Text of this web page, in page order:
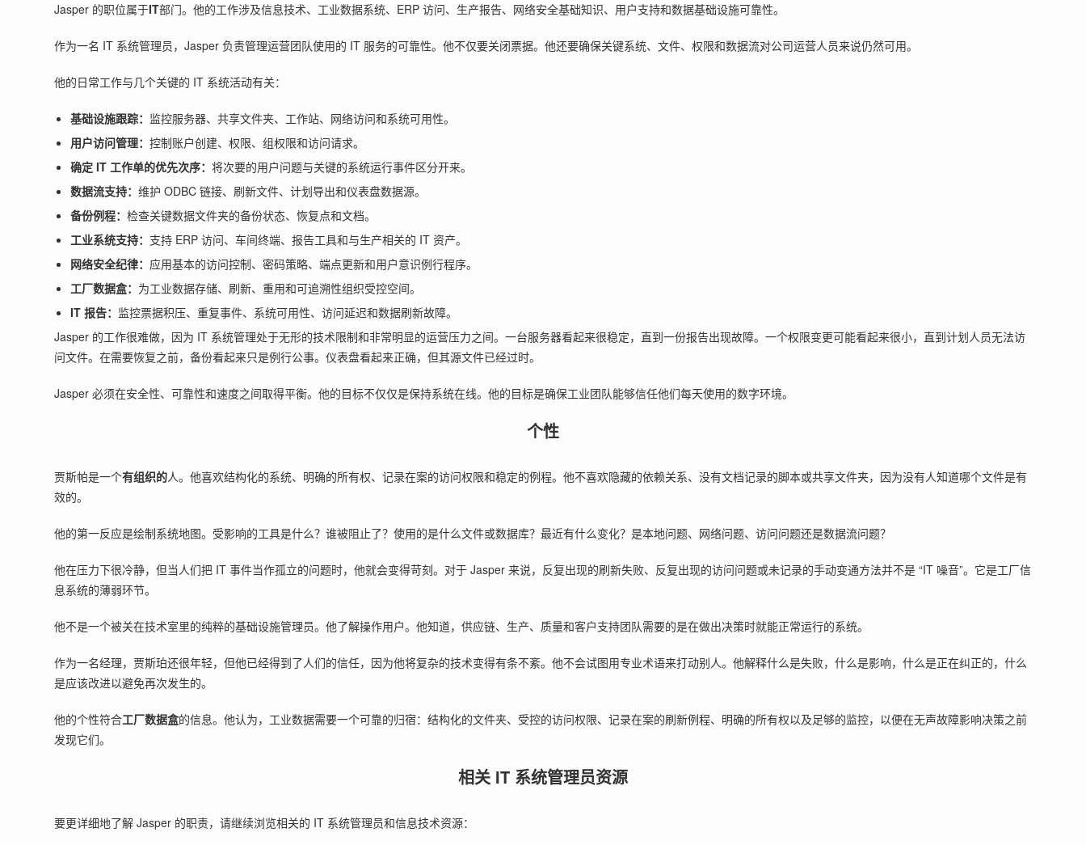
Jasper 的职位属于IT部门。他的工作涉及信息技术、工业数据系统、ERP 访问、生产报告、网络安全基础知识、用户支持和数据基础设施可靠性。
作为一名 IT 系统管理员，Jasper 负责管理运营团队使用的 IT 服务的可靠性。他不仅要关闭票据。他还要确保关键系统、文件、权限和数据流对公司运营人员来说仍然可用。
他的日常工作与几个关键的 IT 系统活动有关：
基础设施跟踪： 监控服务器、共享文件夹、工作站、网络访问和系统可用性。
用户访问管理：控制账户创建、权限、组权限和访问请求。
确定 IT 工作单的优先次序：将次要的用户问题与关键的系统运行事件区分开来。
数据流支持：维护 ODBC 链接、刷新文件、计划导出和仪表盘数据源。
备份例程：检查关键数据文件夹的备份状态、恢复点和文档。
工业系统支持： 支持 ERP 访问、车间终端、报告工具和与生产相关的 IT 资产。
网络安全纪律： 应用基本的访问控制、密码策略、端点更新和用户意识例行程序。
工厂数据盒： 为工业数据存储、刷新、重用和可追溯性组织受控空间。
IT 报告： 监控票据积压、重复事件、系统可用性、访问延迟和数据刷新故障。
Jasper 的工作很难做，因为 IT 系统管理处于无形的技术限制和非常明显的运营压力之间。一台服务器看起来很稳定，直到一份报告出现故障。一个权限变更可能看起来很小，直到计划人员无法访
问文件。在需要恢复之前，备份看起来只是例行公事。仪表盘看起来正确，但其源文件已经过时。
Jasper 必须在安全性、可靠性和速度之间取得平衡。他的目标不仅仅是保持系统在线。他的目标是确保工业团队能够信任他们每天使用的数字环境。
个性
贾斯帕是一个有组织的人。他喜欢结构化的系统、明确的所有权、记录在案的访问权限和稳定的例程。他不喜欢隐藏的依赖关系、没有文档记录的脚本或共享文件夹，因为没有人知道哪个文件是有
效的。
他的第一反应是绘制系统地图。受影响的工具是什么？谁被阻止了？使用的是什么文件或数据库？最近有什么变化？是本地问题、网络问题、访问问题还是数据流问题？
他在压力下很冷静，但当人们把 IT 事件当作孤立的问题时，他就会变得苛刻。对于 Jasper 来说，反复出现的刷新失败、反复出现的访问问题或未记录的手动变通方法并不是 “IT 噪音”。它是工厂信
息系统的薄弱环节。
他不是一个被关在技术室里的纯粹的基础设施管理员。他了解操作用户。他知道，供应链、生产、质量和客户支持团队需要的是在做出决策时就能正常运行的系统。
作为一名经理，贾斯珀还很年轻，但他已经得到了人们的信任，因为他将复杂的技术变得有条不紊。他不会试图用专业术语来打动别人。他解释什么是失败，什么是影响，什么是正在纠正的，什么
是应该改进以避免再次发生的。
他的个性符合工厂数据盒的信息。他认为，工业数据需要一个可靠的归宿：结构化的文件夹、受控的访问权限、记录在案的刷新例程、明确的所有权以及足够的监控，以便在无声故障影响决策之前
发现它们。
相关 IT 系统管理员资源
要更详细地了解 Jasper 的职责，请继续浏览相关的 IT 系统管理员和信息技术资源：